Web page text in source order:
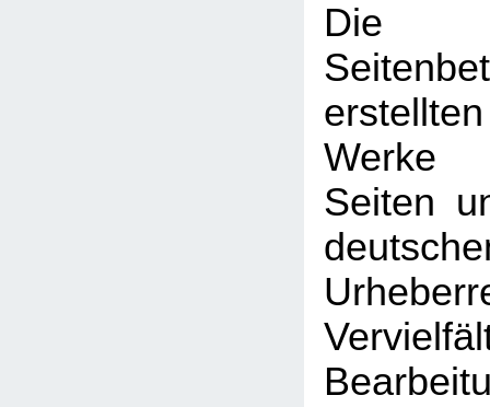
Die
Seiten